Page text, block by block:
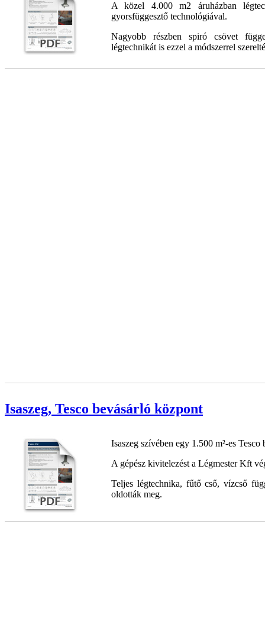
A közel 4.000 m2 áruházban
gyorsfüggesztő technológiával.
Nagyobb részben spiró csövet
légtechnikát is ezzel a módszerrel
Isaszeg, Tesco bevásárló központ
Isaszeg szívében egy 1.500 m²-es
A gépész kivitelezést a Légmester Kft
Teljes légtechnika, fűtő cső, vízcső
oldották meg.